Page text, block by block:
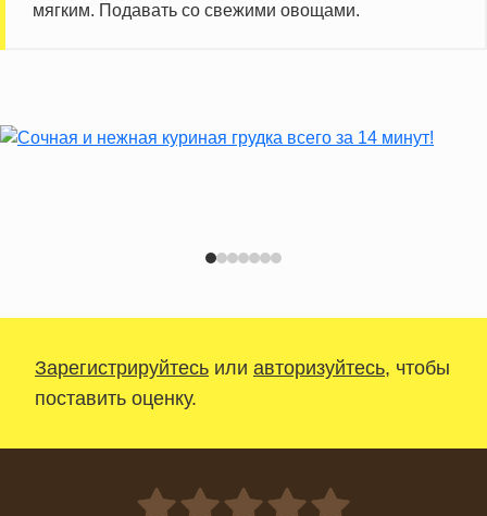
мягким. Подавать со свежими овощами.
Зарегистрируйтесь или авторизуйтесь, чтобы
поставить оценку.